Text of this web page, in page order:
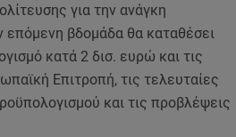
για την ανάγκη
επόμενη βδομάδα θα καταθέσει
κατά 2 δισ. ευρώ και τις
Επιτροπή, τις τελευταίες
και τις προβλέψεις